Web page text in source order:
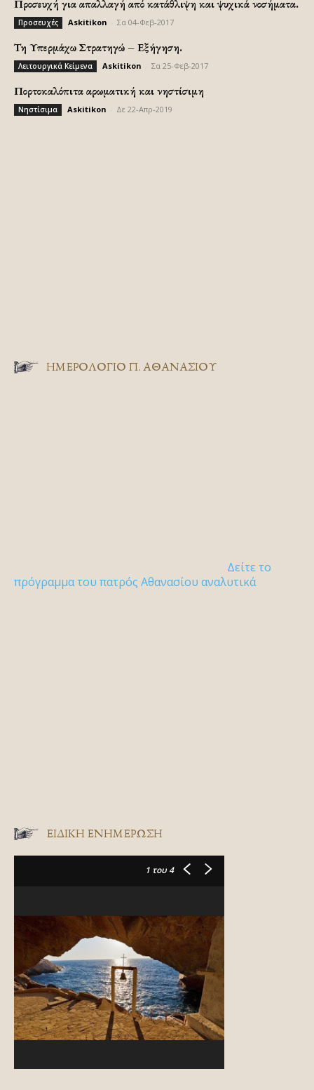
Προσευχή για απαλλαγή από κατάθλιψη και ψυχικά νοσήματα.
Προσευχές Askitikon Σα 04-Φεβ-2017
Τη Υπερμάχω Στρατηγώ – Εξήγηση.
Λειτουργικά Κείμενα Askitikon Σα 25-Φεβ-2017
Πορτοκαλόπιτα αρωματική και νηστίσιμη
Νηστίσιμα Askitikon Δε 22-Απρ-2019
ΗΜΕΡΟΛΟΓΙΟ Π. ΑΘΑΝΑΣΙΟΥ
Δείτε το
πρόγραμμα του πατρός Αθανασίου αναλυτικά
ΕΙΔΙΚΉ ΕΝΗΜΈΡΩΣΗ
1 του 4